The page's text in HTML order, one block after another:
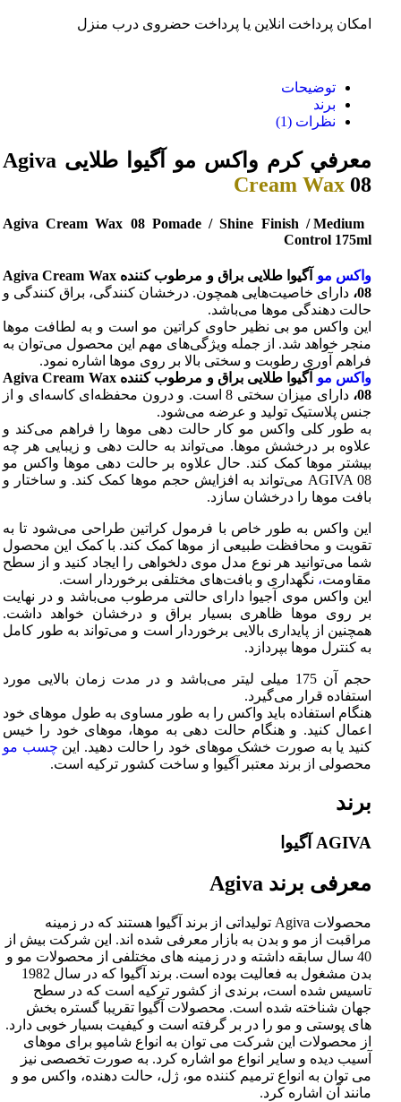
امکان پرداخت انلاین یا پرداخت حضروی درب منزل
توضیحات
برند
نظرات (1)
معرفي کرم واکس مو آگیوا طلایی Agiva
Cream Wax 08
Agiva Cream Wax 08 Pomade / Shine Finish / Medium
Control 175ml
واکس مو
آگیوا طلایی براق و مرطوب کننده Agiva Cream Wax
08، دارای خاصیت‌هایی همچون. درخشان کنندگی، براق کنندگی و
حالت دهندگی موها می‌باشد.
این واکس مو بی نظیر حاوی کراتین مو است و به لطافت موها
منجر خواهد شد. از جمله ویژگی‌های مهم این محصول می‌توان به
فراهم آوری رطوبت و سختی بالا بر روی موها اشاره نمود.
واکس مو
آگیوا طلایی براق و مرطوب کننده Agiva Cream Wax
08،
دارای میزان سختی 8 است. و درون محفظه‌ای کاسه‌ای و از
جنس پلاستیک تولید و عرضه می‌شود.
به طور کلی واکس مو کار حالت دهی موها را فراهم می‌کند و
علاوه بر درخشش موها. می‌تواند به حالت دهی و زیبایی هر چه
بیشتر موها کمک کند. حال علاوه بر حالت دهی موها واکس مو
AGIVA 08 می‌تواند به افزایش حجم موها کمک کند. و ساختار و
بافت موها را درخشان سازد.
این واکس به طور خاص با فرمول کراتین طراحی می‌شود تا به
تقویت و محافظت طبیعی از موها کمک کند. با کمک این محصول
شما می‌توانید هر نوع مدل موی دلخواهی را ایجاد کنید و از سطح
مقاومت، نگهداری و بافت‌های مختلفی برخوردار است.
این واکس موی آجیوا دارای حالتی مرطوب می‌باشد و در نهایت
بر روی موها ظاهری بسیار براق و درخشان خواهد داشت.
همچنین از پایداری بالایی برخوردار است و می‌تواند به طور کامل
به کنترل موها بپردازد.
حجم آن 175 میلی لیتر می‌باشد و در مدت زمان بالایی مورد
استفاده قرار می‌گیرد.
هنگام استفاده باید واکس را به طور مساوی به طول موهای خود
اعمال کنید. و هنگام حالت دهی به موها، موهای خود را خیس
کنید یا به صورت خشک موهای خود را حالت دهید. این چسب مو
محصولی از برند معتبر آگیوا و ساخت کشور ترکیه است.
برند
AGIVA آگیوا
معرفی برند Agiva
محصولات Agiva تولیداتی از برند آگیوا هستند که در زمینه
مراقبت از مو و بدن به بازار معرفی شده اند. این شرکت بیش از
40 سال سابقه داشته و در زمینه های مختلفی از محصولات مو و
بدن مشغول به فعالیت بوده است. برند آگیوا که در سال 1982
تاسیس شده است، برندی از کشور ترکیه است که در سطح
جهان شناخته شده است. محصولات آگیوا تقریبا گستره بخش‌
های پوستی و مو را در بر گرفته است و کیفیت بسیار خوبی دارد.
از محصولات این شرکت می توان به انواع شامپو برای موهای
آسیب دیده و سایر انواع مو اشاره کرد. به صورت تخصصی نیز
می توان به انواع ترمیم کننده مو، ژل، حالت دهنده، واکس مو و
مانند آن اشاره کرد.